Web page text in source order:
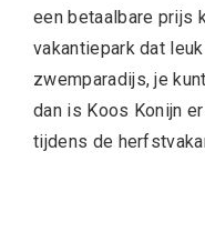
een betaalbare prijs
vakantiepark dat
zwemparadijs, je
dan is Koos Konijn
tijdens de